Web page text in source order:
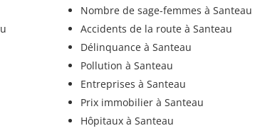
Nombre de sage-femmes à Santeau
Accidents de la route à Santeau
Délinquance à Santeau
Pollution à Santeau
Entreprises à Santeau
Prix immobilier à Santeau
Hôpitaux à Santeau